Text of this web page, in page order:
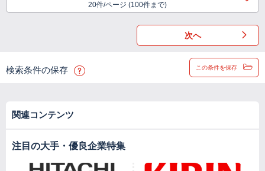
20件/ページ (100件まで)
次へ
検索条件の保存 この条件を保存
関連コンテンツ
注目の大手・優良企業特集